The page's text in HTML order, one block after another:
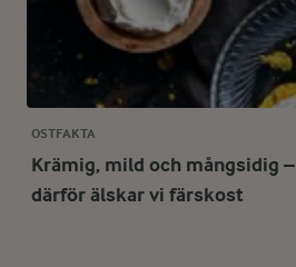
OSTFAKTA
Krämig, mild och mångsidig –
därför älskar vi färskost